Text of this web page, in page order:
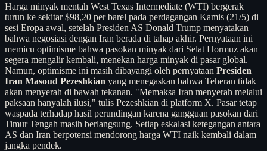
Harga minyak mentah West Texas Intermediate (WTI) bergerak
turun ke sekitar $98,20 per barel pada perdagangan Kamis (21/5) di
sesi Eropa awal, setelah Presiden AS Donald Trump menyatakan
bahwa negosiasi dengan Iran berada di tahap akhir. Pernyataan ini
memicu optimisme bahwa pasokan minyak dari Selat Hormuz akan
segera mengalir kembali, menekan harga minyak di pasar global.
Namun, optimisme ini masih dibayangi oleh pernyataan Presiden
Iran Masoud Pezeshkian yang menegaskan bahwa Teheran tidak
akan menyerah di bawah tekanan. "Memaksa Iran menyerah melalui
paksaan hanyalah ilusi," tulis Pezeshkian di platform X. Pasar tetap
waspada terhadap hasil perundingan karena gangguan pasokan dari
Timur Tengah masih berlangsung. Setiap eskalasi ketegangan antara
AS dan Iran berpotensi mendorong harga WTI naik kembali dalam
jangka pendek.